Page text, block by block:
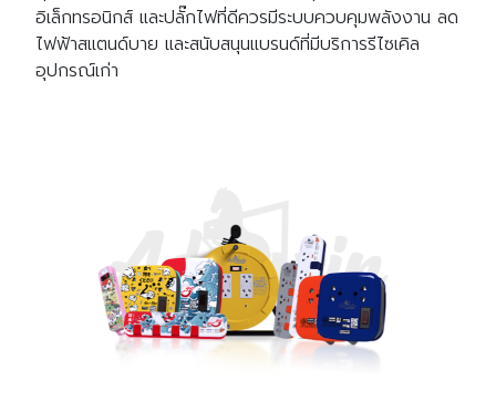
อิเล็กทรอนิกส์ และปลั๊กไฟที่ดีควรมีระบบควบคุมพลังงาน ลด
ไฟฟ้าสแตนด์บาย และสนับสนุนแบรนด์ที่มีบริการรีไซเคิล
อุปกรณ์เก่า